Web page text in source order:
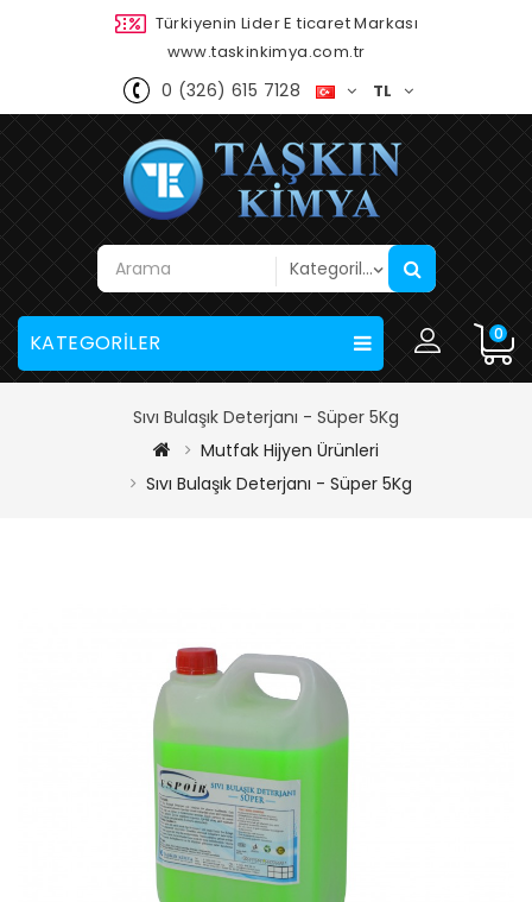
Türkiyenin Lider E ticaret Markası
www.taskinkimya.com.tr
0 (326) 615 7128 TL
0
KATEGORİLER
Sıvı Bulaşık Deterjanı - Süper 5Kg
Mutfak Hijyen Ürünleri
Sıvı Bulaşık Deterjanı - Süper 5Kg